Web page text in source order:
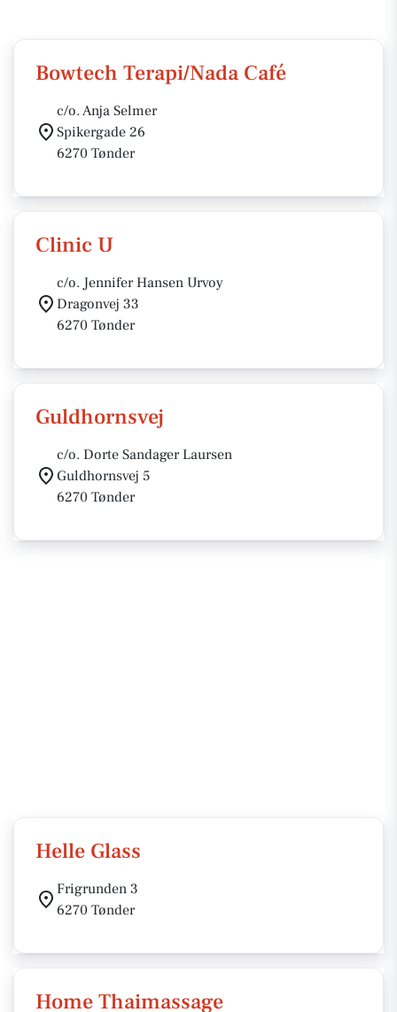
Bowtech Terapi/Nada Café
c/o. Anja Selmer
Spikergade 26
6270 Tønder
Clinic U
c/o. Jennifer Hansen Urvoy
Dragonvej 33
6270 Tønder
Guldhornsvej
c/o. Dorte Sandager Laursen
Guldhornsvej 5
6270 Tønder
Helle Glass
Frigrunden 3
6270 Tønder
Home Thaimassage